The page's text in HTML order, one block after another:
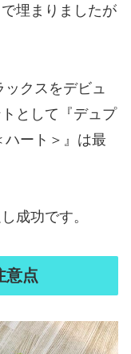
埋まりましたが
クスをデビュ
として『デュプ
ハート＞』は最
成功です。
意点